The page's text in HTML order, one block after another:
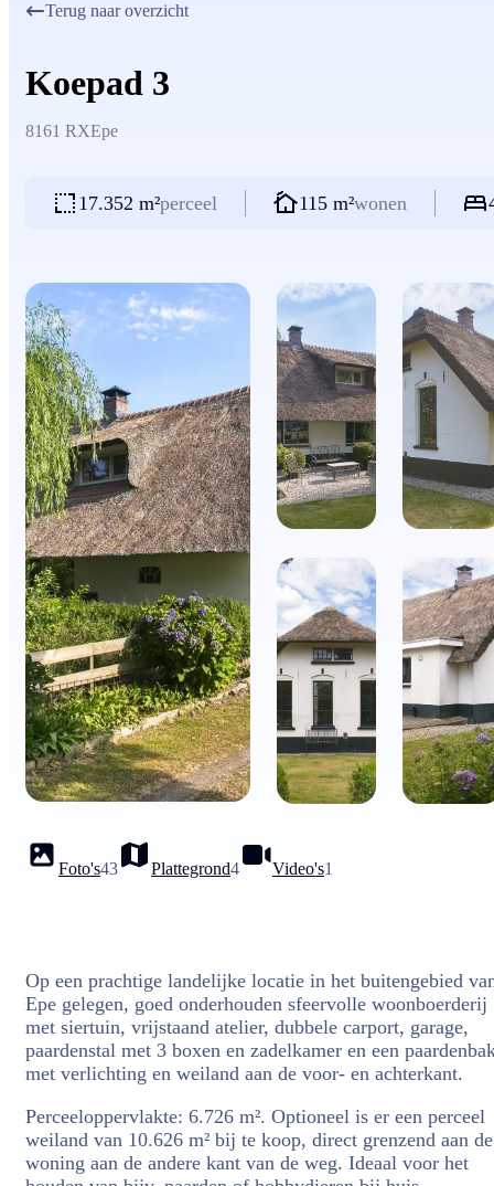
Terug naar overzicht
Koepad 3
8161 RXEpe
17.352 m²perceel 115 m²wonen
Foto's43 Plattegrond4 Video's1
Op een prachtige landelijke locatie in het buitengebied
Epe gelegen, goed onderhouden sfeervolle woonboerderij
met siertuin, vrijstaand atelier, dubbele carport, garage,
paardenstal met 3 boxen en zadelkamer en een
met verlichting en weiland aan de voor- en achterkant.
Perceeloppervlakte: 6.726 m². Optioneel is er een perceel
weiland van 10.626 m² bij te koop, direct grenzend aan de
woning aan de andere kant van de weg. Ideaal voor het